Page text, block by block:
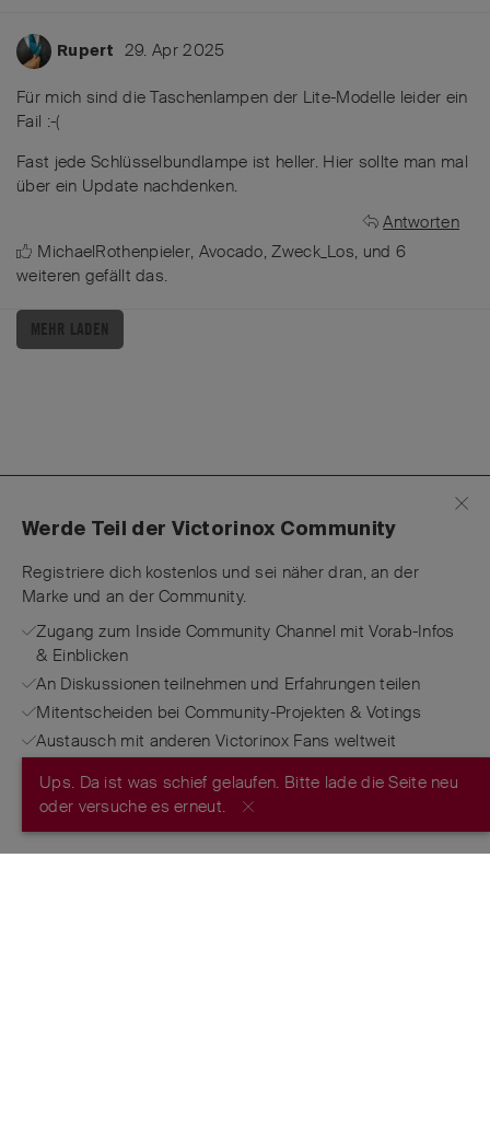
Rupert 29. Apr 2025
Für mich sind die Taschenlampen der Lite-Modelle leider ein
Fail :-(
Fast jede Schlüsselbundlampe ist heller. Hier sollte man mal
über ein Update nachdenken.
Antworten
MichaelRothenpieler, Avocado,Zweck_Los, und 6
weiteren gefällt das.
MEHR LADEN
Ups. Da ist was schief gelaufen. Bitte lade die Seite neu
oder versuche es erneut.
Werde Teil der Victorinox Community
Registriere dich kostenlos und sei näher dran, an der
Marke und an der Community.
Zugang zum Inside Community Channel mit Vorab-Infos
& Einblicken
An Diskussionen teilnehmen und Erfahrungen teilen
Mitentscheiden bei Community-Projekten & Votings
Austausch mit anderen Victorinox Fans weltweit
JETZT REGISTRIEREN